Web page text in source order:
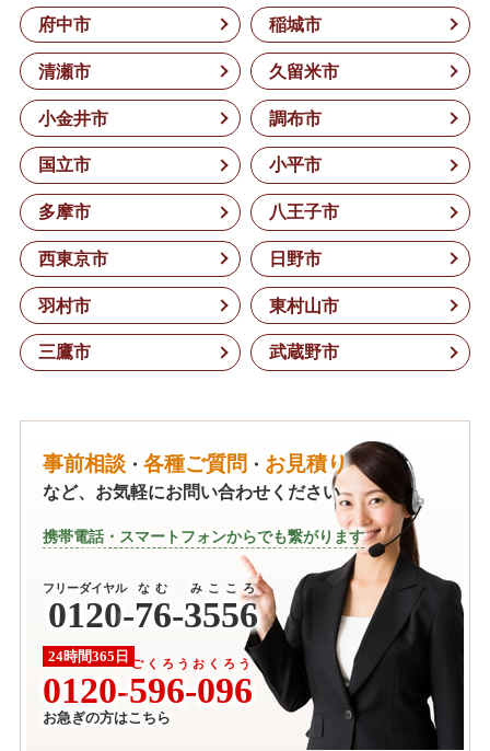
府中市 稲城市
清瀬市 久留米市
小金井市 調布市
国立市 小平市
多摩市 八王子市
西東京市 日野市
羽村市 東村山市
三鷹市 武蔵野市
事前相談 ・ 各種ご質問 ・ お見積り
など、お気軽にお問い合わせください
携帯電話・スマートフォンからでも繋がります
0120
フリーダイヤル
-76-3556
なむ みこころ
24時間365日
0120-596-096
ごくろうおくろう
お急ぎの方はこちら